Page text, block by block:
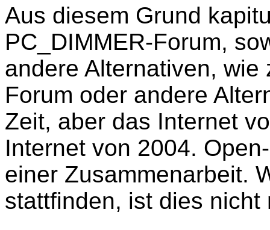
Aus diesem Grund
PC_DIMMER-Forum,
andere Alternativen,
Forum oder andere
Zeit, aber das Internet
Internet von 2004.
einer Zusammenarbeit.
stattfinden, ist dies nicht